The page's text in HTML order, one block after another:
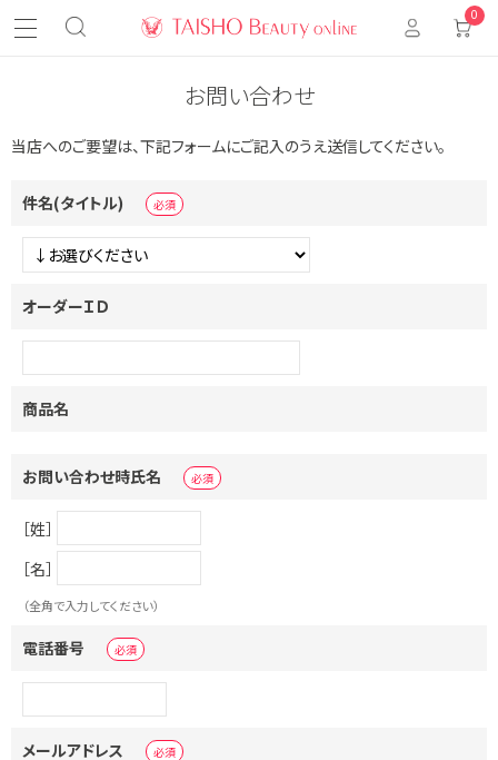
0
お問い合わせ
当店へのご要望は、下記フォームにご記入のうえ送信してください。
件名(タイトル)
オーダーＩＤ
商品名
お問い合わせ時氏名
［姓］
［名］
（全角で入力してください）
電話番号
メールアドレス